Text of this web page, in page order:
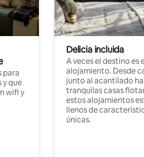
para
y que
wifi y
Delicia incluida
A veces el destino es
alojamiento. Desde
junto al acantilado
tranquilas casas
estos alojamientos
llenos de
únicas.